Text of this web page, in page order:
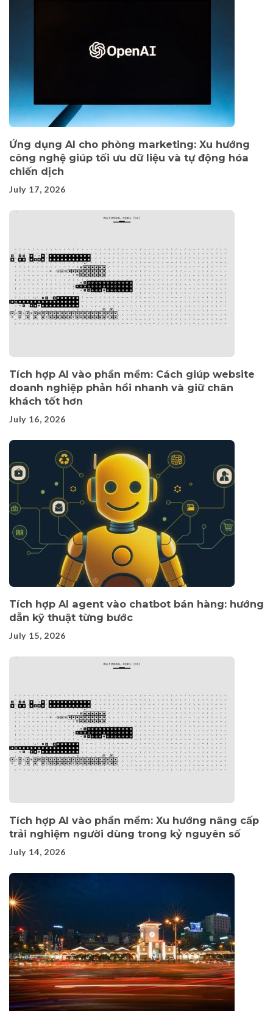
Ứng dụng AI cho phòng marketing: Xu hướng
công nghệ giúp tối ưu dữ liệu và tự động hóa
chiến dịch
July 17, 2026
Tích hợp AI vào phần mềm: Cách giúp website
doanh nghiệp phản hồi nhanh và giữ chân
khách tốt hơn
July 16, 2026
Tích hợp AI agent vào chatbot bán hàng: hướng
dẫn kỹ thuật từng bước
July 15, 2026
Tích hợp AI vào phần mềm: Xu hướng nâng cấp
trải nghiệm người dùng trong kỷ nguyên số
July 14, 2026